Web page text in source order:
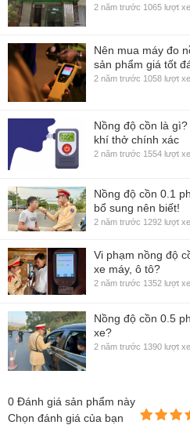
2 năm trước 1065 lượt
Nên mua máy đo
sản phẩm giá tốt
2 năm trước 1058 lượt
Nồng độ cồn là
khí thở chính xác
2 năm trước 1554 lượt
Nồng độ cồn 0.1
bổ sung nên biết!
2 năm trước 1292 lượt
Vi phạm nồng độ
xe máy, ô tô?
2 năm trước 1352 lượt
Nồng độ cồn 0.5
xe?
2 năm trước 1390 lượt
0 Đánh giá sản phẩm này
Chọn đánh giá của bạn